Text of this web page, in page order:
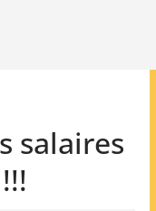
salaires